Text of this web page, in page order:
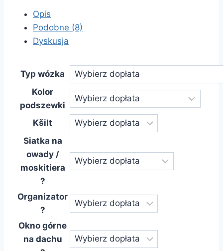
Opis
Podobne (8)
Dyskusja
Typ wózka
Kolor
podszewki
Kšilt
Siatka na
owady /
moskitiera
?
Organizator
?
Okno górne
na dachu